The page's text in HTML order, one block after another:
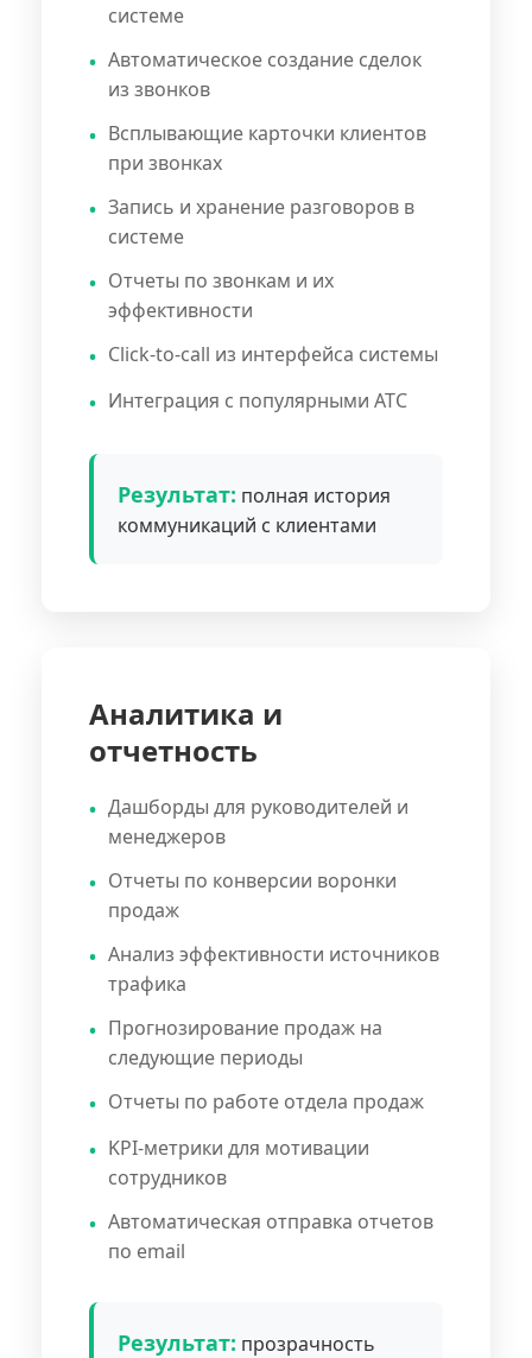
системе
Автоматическое создание сделок
из звонков
Всплывающие карточки клиентов
при звонках
Запись и хранение разговоров в
системе
Отчеты по звонкам и их
эффективности
Click-to-call из интерфейса системы
Интеграция с популярными АТС
Результат: полная история
коммуникаций с клиентами
Аналитика и
отчетность
Дашборды для руководителей и
менеджеров
Отчеты по конверсии воронки
продаж
Анализ эффективности источников
трафика
Прогнозирование продаж на
следующие периоды
Отчеты по работе отдела продаж
KPI-метрики для мотивации
сотрудников
Автоматическая отправка отчетов
по email
Результат: прозрачность